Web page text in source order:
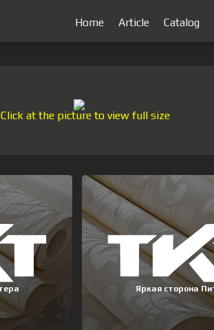
Home Article Catalog
Click at the picture to view full size